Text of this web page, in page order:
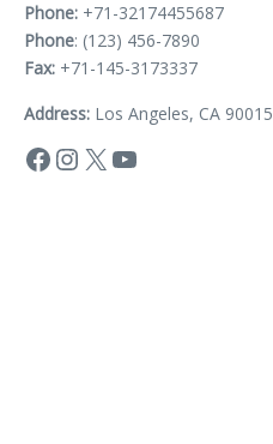
Phone: +71-32174455687
Phone: (123) 456-7890
Fax: +71-145-3173337
Address: Los Angeles, CA 90015
Facebook
Instagram
X YouTube